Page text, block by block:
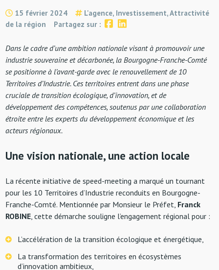
15 février 2024
L'agence, Investissement, Attractivité
de la région
Partagez sur :
Dans le cadre d’une ambition nationale visant à promouvoir une
industrie souveraine et décarbonée, la Bourgogne-Franche-Comté
se positionne à l’avant-garde avec le renouvellement de 10
Territoires d’Industrie. Ces territoires entrent dans une phase
cruciale de transition écologique, d’innovation, et de
développement des compétences, soutenus par une collaboration
étroite entre les experts du développement économique et les
acteurs régionaux.
Une vision nationale, une action locale
La récente initiative de speed-meeting a marqué un tournant
pour les 10 Territoires d’Industrie reconduits en Bourgogne-
Franche-Comté. Mentionnée par Monsieur le Préfet, Franck
ROBINE, cette démarche souligne l’engagement régional pour :
L’accélération de la transition écologique et énergétique,
La transformation des territoires en écosystèmes
d’innovation ambitieux,